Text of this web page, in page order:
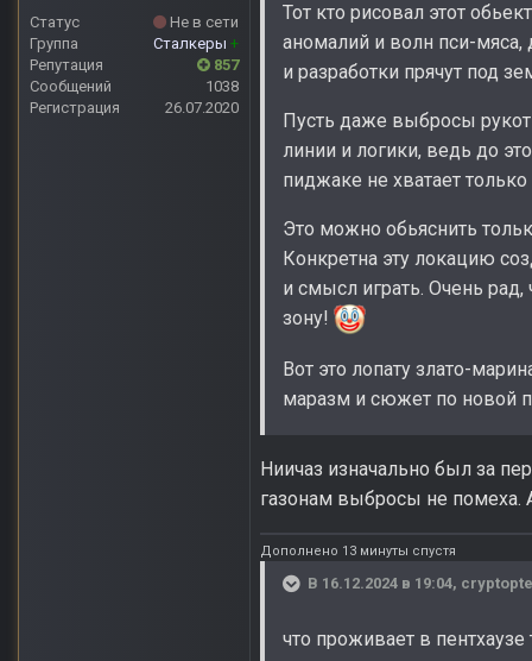
Статус
Не в сети
Группа
Сталкеры +
Репутация
857
Сообщений
1038
Регистрация
26.07.2020
Тот кто рисовал этот
аномалий и волн пси-мяса,
и разработки прячут под
Пусть даже выбросы
линии и логики, ведь до
пиджаке не хватает
Это можно обьяснить
Конкретна эту локацию
и смысл играть. Очень
зону!
Вот это лопату злато-
маразм и сюжет по новой
Ниичаз изначально был за
газонам выбросы не помеха.
Дополнено 13 минуты спустя
В 16.12.2024 в 19:04,
что проживает в